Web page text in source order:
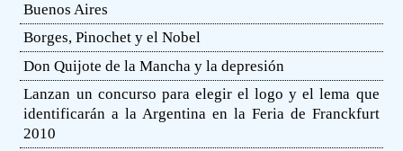
Buenos Aires
Borges, Pinochet y el Nobel
Don Quijote de la Mancha y la depresión
Lanzan un concurso para elegir el logo y el lema que
identificarán a la Argentina en la Feria de Franckfurt
2010